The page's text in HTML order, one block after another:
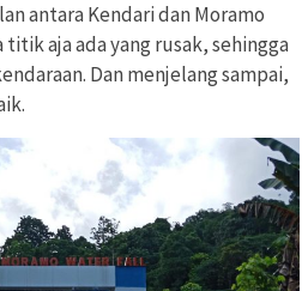
antara Kendari dan Moramo
aja ada yang rusak, sehingga
Dan menjelang sampai,